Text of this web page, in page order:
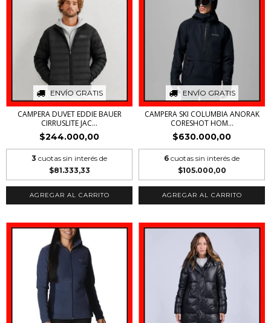
ENVÍO GRATIS
CAMPERA DUVET EDDIE BAUER
CIRRUSLITE JAC...
$244.000,00
3 cuotas sin interés de
$81.333,33
AGREGAR AL CARRITO
ENVÍO GRATIS
CAMPERA SKI COLUMBIA ANORAK
CORESHOT HOM...
$630.000,00
6 cuotas sin interés de
$105.000,00
AGREGAR AL CARRITO